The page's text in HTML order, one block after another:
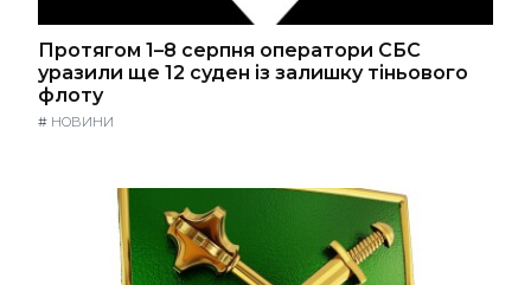
Протягом 1–8 серпня оператори СБС
уразили ще 12 суден із залишку тіньового
флоту
# НОВИНИ